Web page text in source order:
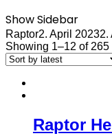
Show Sidebar
Raptor2. April 20232.
Showing 1–12 of 265
Raptor